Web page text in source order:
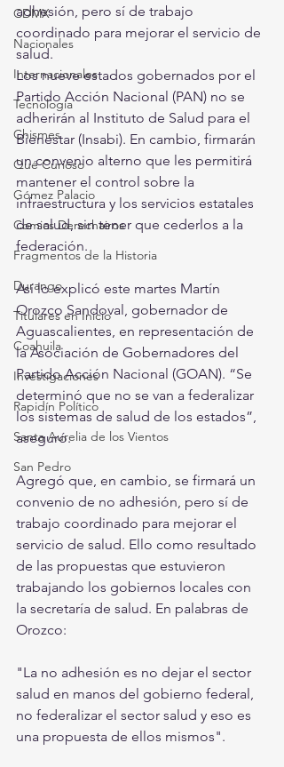
CDMX
Nacionales
Internacionales
Tecnología
Chismes
Qué Curioso
Gómez Palacio
Comics Derechairos
Fragmentos de la Historia
Durango
Titulares en Inicio
Coahuila
Investigaciones
Rapidín Político
Santa Aurelia de los Vientos
San Pedro
adhesión, pero sí de trabajo
coordinado para mejorar el servicio de
salud.
Los nueve estados gobernados por el
Partido Acción Nacional (PAN) no se
adherirán al Instituto de Salud para el
Bienestar (Insabi). En cambio, firmarán
un convenio alterno que les permitirá
mantener el control sobre la
infraestructura y los servicios estatales
de salud, sin tener que cederlos a la
federación.
Así lo explicó este martes Martín
Orozco Sandoval, gobernador de
Aguascalientes, en representación de
la Asociación de Gobernadores del
Partido Acción Nacional (GOAN). “Se
determinó que no se van a federalizar
los sistemas de salud de los estados”,
aseguró.
Agregó que, en cambio, se firmará un
convenio de no adhesión, pero sí de
trabajo coordinado para mejorar el
servicio de salud. Ello como resultado
de las propuestas que estuvieron
trabajando los gobiernos locales con
la secretaría de salud. En palabras de
Orozco:
"La no adhesión es no dejar el sector
salud en manos del gobierno federal,
no federalizar el sector salud y eso es
una propuesta de ellos mismos".